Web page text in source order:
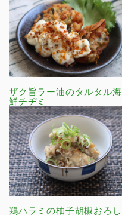
ザク旨ラー油のタルタル海
鮮チヂミ
鶏ハラミの柚子胡椒おろし